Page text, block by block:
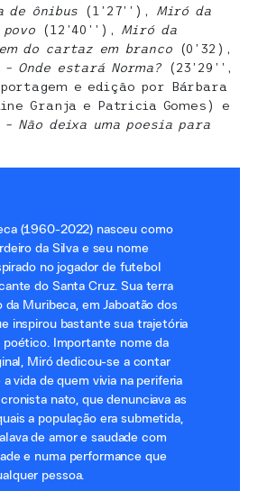
de ônibus (1’27’’), Miró da
(12’40’’), Miró da
do cartaz em branco(0’32),
Onde estará Norma?(23’29’’,
e edição por Bárbara
Granja e Patricia Gomes) e
Não deixa uma poesia para
(1960-2022) nasceu como
da Silva e seu nome
no jogador de futebol
do Santa Cruz. Sua terra
da Muribeca, em Jaboatão dos
inspirou bastante sua trajetória
poético. Importante nome da
Miró dedicou-se a contar
a vida de quem vivia na periferia
nato, que denunciava as
a população era submetida,
de amor e saudade com
e numa performance que
pessoa.